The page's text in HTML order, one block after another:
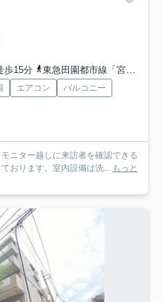
歩15分
東急田園都市線「宮前平」駅 徒歩21分
エアコン
バルコニー
ニター越しに来訪者を確認できる
おります。室内設備は洗... もっと